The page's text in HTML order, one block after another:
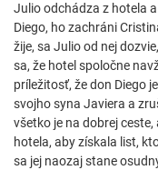
Julio odchádza z hotela
Diego, ho zachráni
žije, sa Julio od nej
sa, že hotel spoločne
príležitosť, že don Diego
svojho syna Javiera a
všetko je na dobrej
hotela, aby získala list,
sa jej naozaj stane